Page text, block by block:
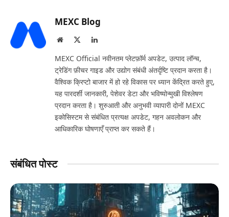
MEXC Blog
Website LinkedIn
MEXC Official नवीनतम प्लेटफ़ॉर्म अपडेट, उत्पाद लॉन्च,
ट्रेडिंग फ़ीचर गाइड और उद्योग संबंधी अंतर्दृष्टि प्रदान करता है।
वैश्विक क्रिप्टो बाजार में हो रहे विकास पर ध्यान केंद्रित करते हुए,
यह पारदर्शी जानकारी, पेशेवर डेटा और भविष्योन्मुखी विश्लेषण
प्रदान करता है। शुरुआती और अनुभवी व्यापारी दोनों MEXC
इकोसिस्टम से संबंधित प्रत्यक्ष अपडेट, गहन अवलोकन और
आधिकारिक घोषणाएँ प्राप्त कर सकते हैं।
संबंधित पोस्ट